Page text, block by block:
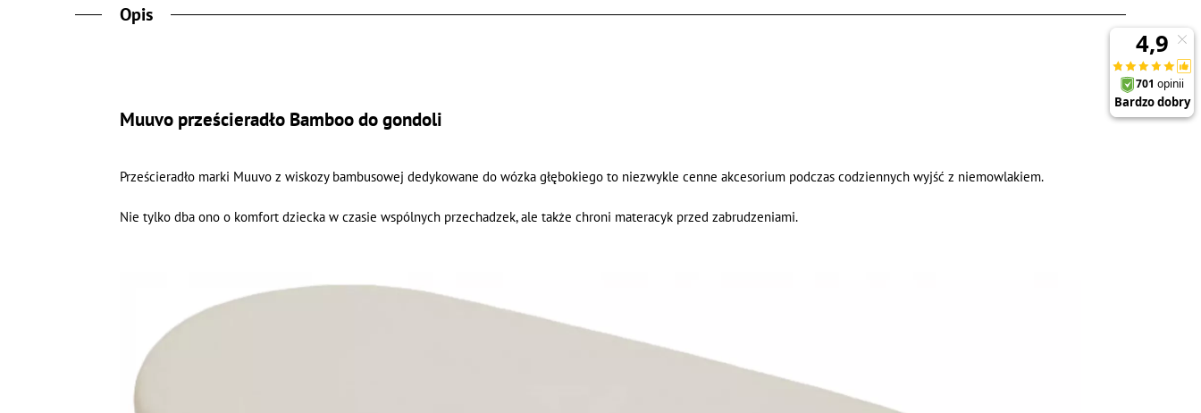
Opis
Muuvo prześcieradło Bamboo do gondoli
Prześcieradło marki Muuvo z wiskozy bambusowej dedykowane do wózka głębokiego to niezwykle cenne akcesorium podczas codziennych wyjść z niemowlakiem.
Nie tylko dba ono o komfort dziecka w czasie wspólnych przechadzek, ale także chroni materacyk przed zabrudzeniami.